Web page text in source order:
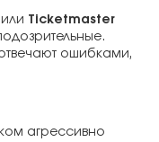
или Ticketmaster
ошибками,
агрессивно